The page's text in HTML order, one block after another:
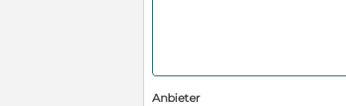
Anbieter